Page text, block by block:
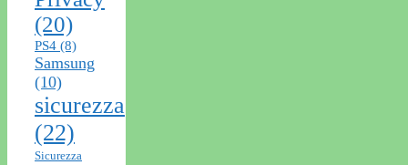
(20)
PS4 (8)
Samsung
(10)
sicurezza
(22)
Sicurezza